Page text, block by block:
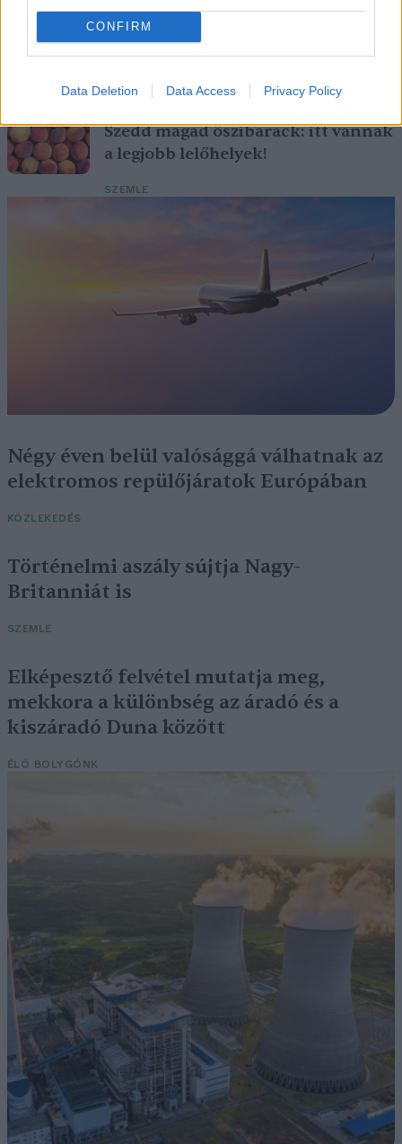
CONFIRM
Data Deletion Data Access Privacy Policy
hétvégén a közönséget a 160 éves
Fővárosi Állatkert
ÉLŐ BOLYGÓNK
Szedd magad őszibarack: itt vannak
a legjobb lelőhelyek!
SZEMLE
Négy éven belül valósággá válhatnak az
elektromos repülőjáratok Európában
KÖZLEKEDÉS
Történelmi aszály sújtja Nagy-
Britanniát is
SZEMLE
Elképesztő felvétel mutatja meg,
mekkora a különbség az áradó és a
kiszáradó Duna között
ÉLŐ BOLYGÓNK